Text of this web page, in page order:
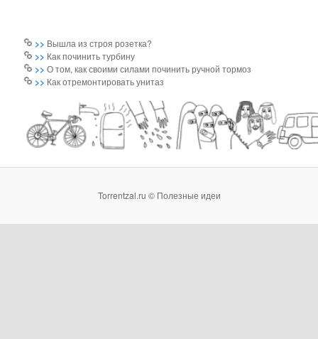
>> Вышла из строя розетка?
>> Как починить турбину
>>О том, как своими силами починить ручной тормоз
>> Как отремонтировать унитаз
Torrentzal.ru © Полезные идеи